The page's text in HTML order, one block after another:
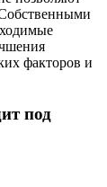
факторов и
под